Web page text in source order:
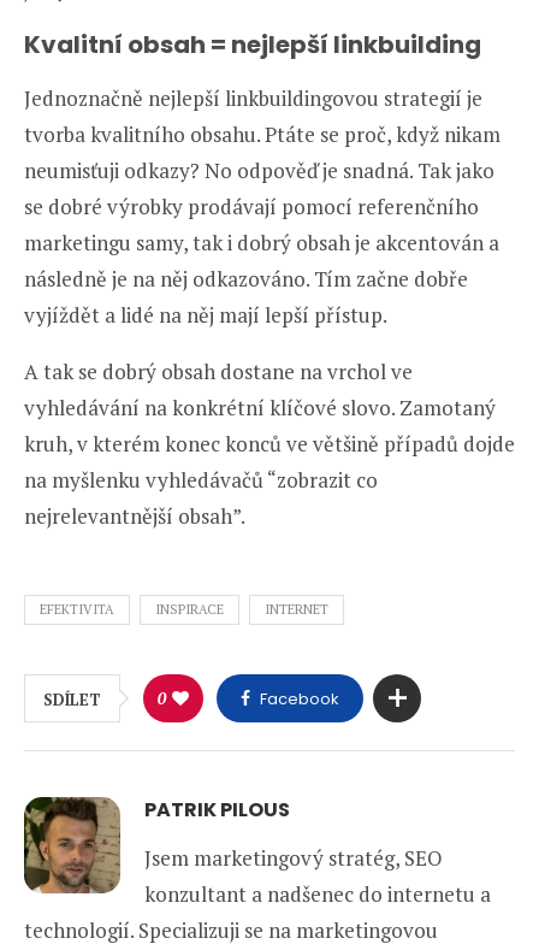
Kvalitní obsah = nejlepší linkbuilding
Jednoznačně nejlepší linkbuildingovou strategií je
tvorba kvalitního obsahu. Ptáte se proč, když nikam
neumisťuji odkazy? No odpověď je snadná. Tak jako
se dobré výrobky prodávají pomocí referenčního
marketingu samy, tak i dobrý obsah je akcentován a
následně je na něj odkazováno. Tím začne dobře
vyjíždět a lidé na něj mají lepší přístup.
A tak se dobrý obsah dostane na vrchol ve
vyhledávání na konkrétní klíčové slovo. Zamotaný
kruh, v kterém konec konců ve většině případů dojde
na myšlenku vyhledávačů “zobrazit co
nejrelevantnější obsah”.
EFEKTIVITA INSPIRACE INTERNET
SDÍLET 0 Facebook
PATRIK PILOUS
Jsem marketingový stratég, SEO
konzultant a nadšenec do internetu a
technologií. Specializuji se na marketingovou